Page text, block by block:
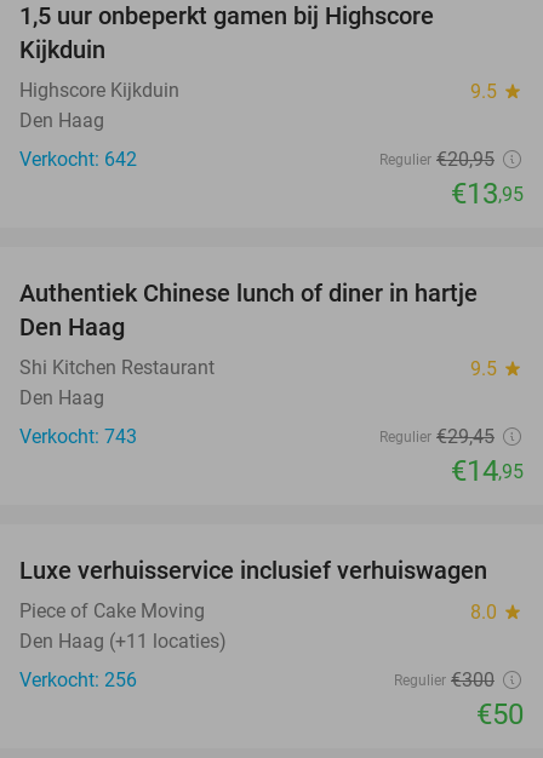
1,5 uur onbeperkt gamen bij Highscore
Kijkduin
Highscore Kijkduin 9.5 star
Den Haag
Verkocht: 642
Regulier €20,95
€13,95
49%
Authentiek Chinese lunch of diner in hartje
Den Haag
Shi Kitchen Restaurant 9.5 star
Den Haag
Verkocht: 743
Regulier €29,45
€14,95
83%
Luxe verhuisservice inclusief verhuiswagen
Piece of Cake Moving 8.0 star
Den Haag (+11 locaties)
Verkocht: 256
Regulier €300
€50